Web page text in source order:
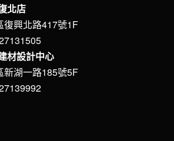
北店
復興北路417號1F
材設計中心
新湖一路185號5F